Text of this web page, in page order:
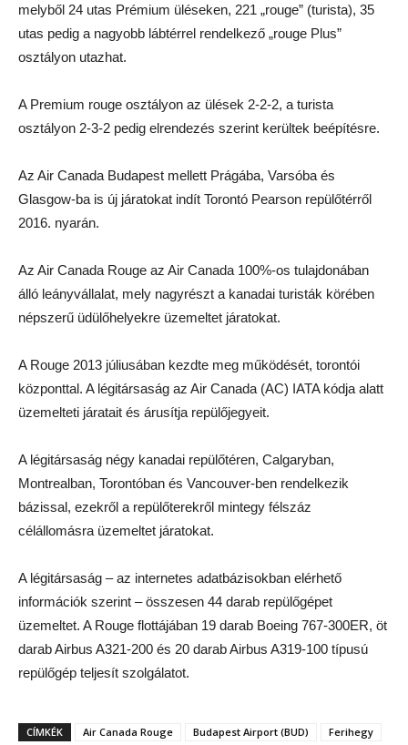
melyből 24 utas Prémium üléseken, 221 „rouge” (turista), 35
utas pedig a nagyobb lábtérrel rendelkező „rouge Plus”
osztályon utazhat.
A Premium rouge osztályon az ülések 2-2-2, a turista
osztályon 2-3-2 pedig elrendezés szerint kerültek beépítésre.
Az Air Canada Budapest mellett Prágába, Varsóba és
Glasgow-ba is új járatokat indít Torontó Pearson repülőtérről
2016. nyarán.
Az Air Canada Rouge az Air Canada 100%-os tulajdonában
álló leányvállalat, mely nagyrészt a kanadai turisták körében
népszerű üdülőhelyekre üzemeltet járatokat.
A Rouge 2013 júliusában kezdte meg működését, torontói
központtal. A légitársaság az Air Canada (AC) IATA kódja alatt
üzemelteti járatait és árusítja repülőjegyeit.
A légitársaság négy kanadai repülőtéren, Calgaryban,
Montrealban, Torontóban és Vancouver-ben rendelkezik
bázissal, ezekről a repülőterekről mintegy félszáz
célállomásra üzemeltet járatokat.
A légitársaság – az internetes adatbázisokban elérhető
információk szerint – összesen 44 darab repülőgépet
üzemeltet. A Rouge flottájában 19 darab Boeing 767-300ER, öt
darab Airbus A321-200 és 20 darab Airbus A319-100 típusú
repülőgép teljesít szolgálatot.
CÍMKÉK Air Canada Rouge Budapest Airport (BUD)
Ferihegy